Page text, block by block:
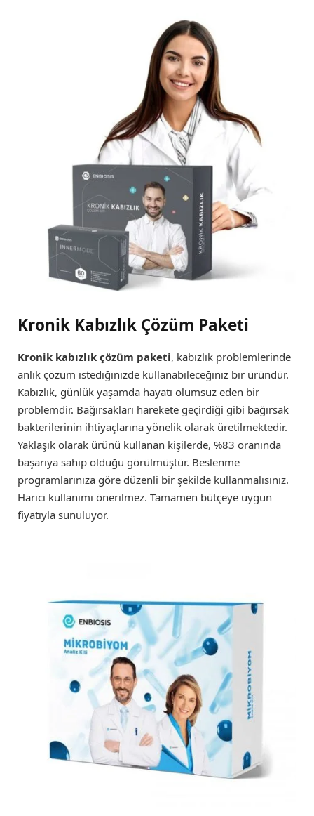
Kronik Kabızlık Çözüm Paketi
Kronik kabızlık çözüm paketi, kabızlık problemlerinde
anlık çözüm istediğinizde kullanabileceğiniz bir üründür.
Kabızlık, günlük yaşamda hayatı olumsuz eden bir
problemdir. Bağırsakları harekete geçirdiği gibi bağırsak
bakterilerinin ihtiyaçlarına yönelik olarak üretilmektedir.
Yaklaşık olarak ürünü kullanan kişilerde, %83 oranında
başarıya sahip olduğu görülmüştür. Beslenme
programlarınıza göre düzenli bir şekilde kullanmalısınız.
Harici kullanımı önerilmez. Tamamen bütçeye uygun
fiyatıyla sunuluyor.